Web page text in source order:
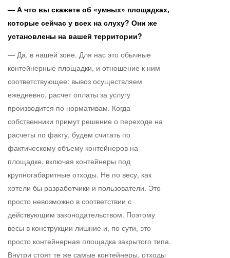
— А что вы скажете об «умных» площадках,
которые сейчас у всех на слуху? Они же
установлены на вашей территории?
— Да, в нашей зоне. Для нас это обычные
контейнерные площадки, и отношение к ним
соответствующее: вывоз осуществляем
ежедневно, расчет оплаты за услугу
производится по нормативам. Когда
собственники примут решение о переходе на
расчеты по факту, будем считать по
фактическому объему контейнеров на
площадке, включая контейнеры под
крупногабаритные отходы. Не по весу, как
хотели бы разработчики и пользователи. Это
просто невозможно в соответствии с
действующим законодательством. Поэтому
весы в конструкции лишние и, по сути, это
просто контейнерная площадка закрытого типа.
Внутри стоят те же самые контейнеры, отходы